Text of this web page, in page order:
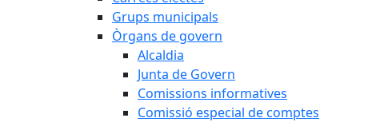
Grups municipals
Òrgans de govern
Alcaldia
Junta de Govern
Comissions informatives
Comissió especial de comptes